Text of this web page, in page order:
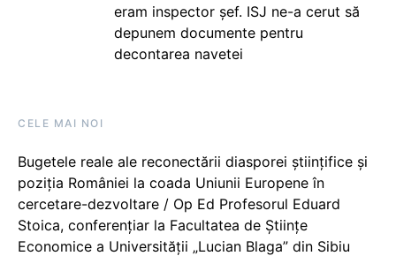
eram inspector șef. ISJ ne-a cerut să
depunem documente pentru
decontarea navetei
CELE MAI NOI
Bugetele reale ale reconectării diasporei științifice și
poziția României la coada Uniunii Europene în
cercetare-dezvoltare / Op Ed Profesorul Eduard
Stoica, conferențiar la Facultatea de Științe
Economice a Universității „Lucian Blaga” din Sibiu